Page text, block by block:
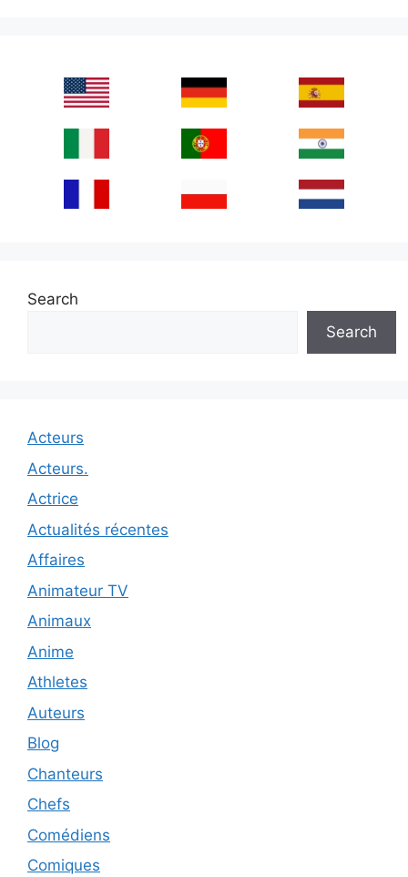
Search
Search
Acteurs
Acteurs.
Actrice
Actualités récentes
Affaires
Animateur TV
Animaux
Anime
Athletes
Auteurs
Blog
Chanteurs
Chefs
Comédiens
Comiques